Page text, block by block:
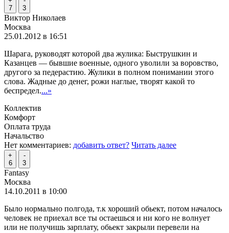
7
3
Виктор Николаев
Москва
25.01.2012 в 16:51
Шарага, руководят которой два жулика: Быструшкин и
Казанцев — бывшие военные, одного уволили за воровство,
другого за педерастию. Жулики в полном понимании этого
слова. Жадные до денег, рожи наглые, творят какой то
беспредел....»
Коллектив
Комфорт
Оплата труда
Начальство
Нет комментариев: добавить ответ? Читать далее
+
6
-
3
Fantasy
Москва
14.10.2011 в 10:00
Было нормально полгода, т.к хороший обьект, потом началось
человек не приехал все ты остаешься и ни кого не волнует
или не получишь зарплату, обьект закрыли перевели на